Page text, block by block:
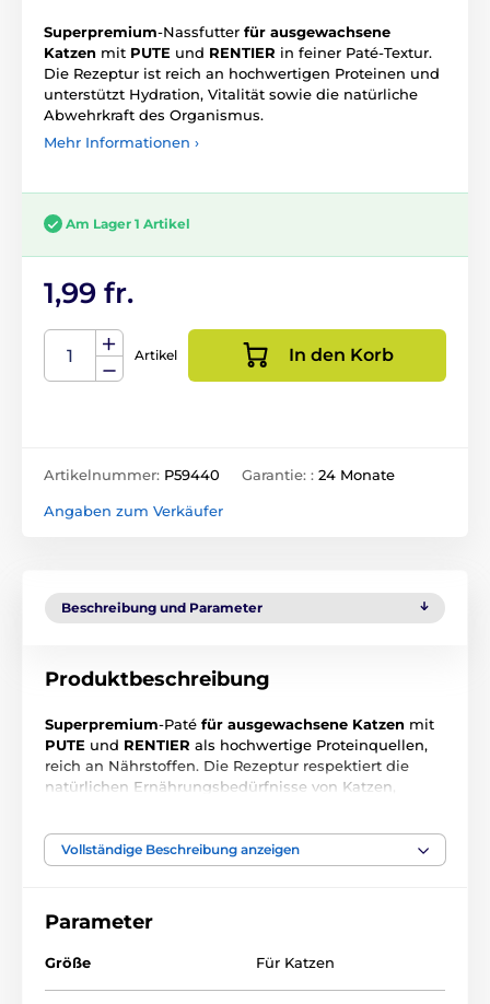
Superpremium-Nassfutter für ausgewachsene
Katzen mit PUTE und RENTIER in feiner Paté-Textur.
Die Rezeptur ist reich an hochwertigen Proteinen und
unterstützt Hydration, Vitalität sowie die natürliche
Abwehrkraft des Organismus.
Mehr Informationen ›
Am Lager 1 Artikel
1,99 fr.
Artikel In den Korb
Artikelnummer: P59440 Garantie: : 24 Monate
Angaben zum Verkäufer
Beschreibung und Parameter
Produktbeschreibung
Superpremium-Paté für ausgewachsene Katzen mit
PUTE und RENTIER als hochwertige Proteinquellen,
reich an Nährstoffen. Die Rezeptur respektiert die
natürlichen Ernährungsbedürfnisse von Katzen,
Unterstützung der Harnwege bei, während pflanzliche
Bestandteile helfen, eine gute Verdauung und die
ausgewachsene Katzen.
Vorteile der Konserve:
Vollständige Beschreibung anzeigen
Parameter
Größe Für Katzen